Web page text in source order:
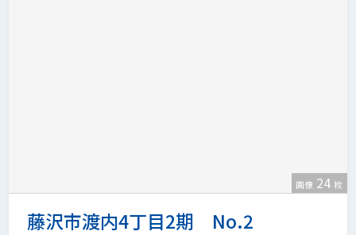
藤沢市渡内4丁目2期 No.2
画像 24 枚